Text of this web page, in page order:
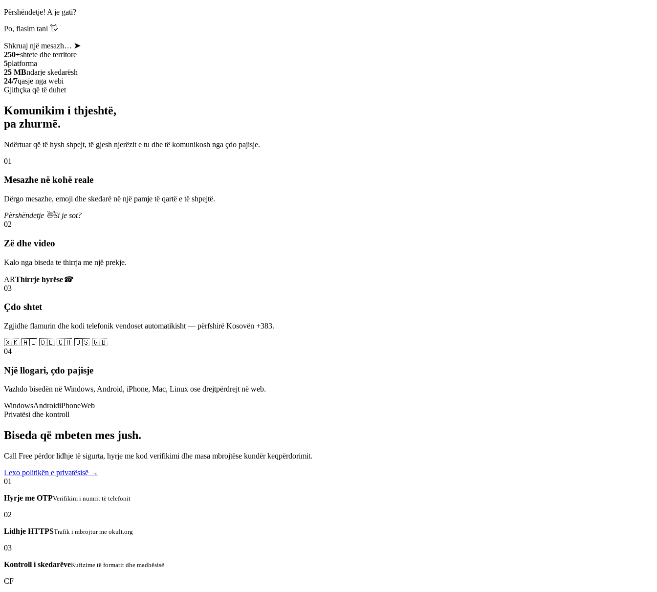
Përshëndetje! A je gati?
Po, flasim tani 👋
Shkruaj një mesazh… ➤
250+shtete dhe territore
5platforma
25 MBndarje skedarësh
24/7qasje nga webi
Gjithçka që të duhet
Komunikim i thjeshtë,
pa zhurmë.
Ndërtuar që të hysh shpejt, të gjesh njerëzit e tu dhe të komunikosh nga çdo pajisje.
01
Mesazhe në kohë reale
Dërgo mesazhe, emoji dhe skedarë në një pamje të qartë e të shpejtë.
Përshëndetje 👋Si je sot?
02
Zë dhe video
Kalo nga biseda te thirrja me një prekje.
ARThirrje hyrëse☎
03
Çdo shtet
Zgjidhe flamurin dhe kodi telefonik vendoset automatikisht — përfshirë Kosovën +383.
🇽🇰 🇦🇱 🇩🇪 🇨🇭 🇺🇸 🇬🇧
04
Një llogari, çdo pajisje
Vazhdo bisedën në Windows, Android, iPhone, Mac, Linux ose drejtpërdrejt në web.
WindowsAndroidiPhoneWeb
Privatësi dhe kontroll
Biseda që mbeten mes jush.
Call Free përdor lidhje të sigurta, hyrje me kod verifikimi dhe masa mbrojtëse kundër keqpërdorimit.
Lexo politikën e privatësisë →
01
Hyrje me OTPVerifikim i numrit të telefonit
02
Lidhje HTTPSTrafik i mbrojtur me okult.org
03
Kontroll i skedarëveKufizime të formatit dhe madhësisë
CF